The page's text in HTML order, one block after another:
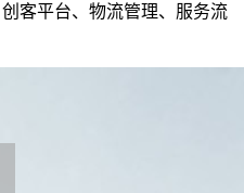
客平台、物流管理、服务流